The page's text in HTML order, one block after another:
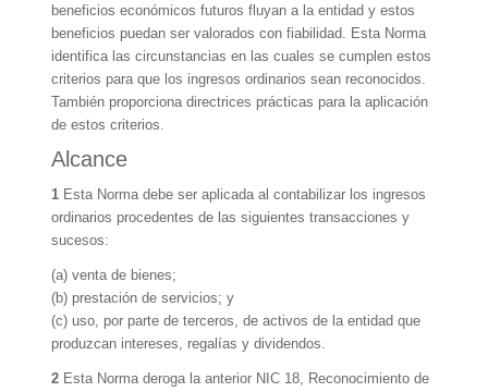
beneficios económicos futuros fluyan a la entidad y estos
beneficios puedan ser valorados con fiabilidad. Esta Norma
identifica las circunstancias en las cuales se cumplen estos
criterios para que los ingresos ordinarios sean reconocidos.
También proporciona directrices prácticas para la aplicación
de estos criterios.
Alcance
1 Esta Norma debe ser aplicada al contabilizar los ingresos
ordinarios procedentes de las siguientes transacciones y
sucesos:
(a) venta de bienes;
(b) prestación de servicios; y
(c) uso, por parte de terceros, de activos de la entidad que
produzcan intereses, regalías y dividendos.
2 Esta Norma deroga la anterior NIC 18, Reconocimiento de